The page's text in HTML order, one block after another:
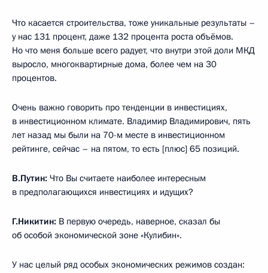
Что касается строительства, тоже уникальные результаты –
у нас 131 процент, даже 132 процента роста объёмов.
Но что меня больше всего радует, что внутри этой доли МКД
выросло, многоквартирные дома, более чем на 30
процентов.
Очень важно говорить про тенденции в инвестициях,
в инвестиционном климате. Владимир Владимирович, пять
лет назад мы были на 70-м месте в инвестиционном
рейтинге, сейчас – на пятом, то есть [плюс] 65 позиций.
В.Путин: Что Вы считаете наиболее интересным
в предполагающихся инвестициях и идущих?
Г.Никитин: В первую очередь, наверное, сказал бы
об особой экономической зоне «Кулибин».
У нас целый ряд особых экономических режимов создан: